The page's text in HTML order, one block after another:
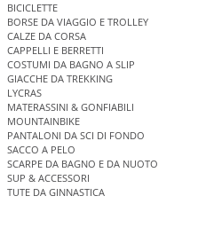
BICICLETTE
BORSE DA VIAGGIO E TROLLEY
CALZE DA CORSA
CAPPELLI E BERRETTI
COSTUMI DA BAGNO A SLIP
GIACCHE DA TREKKING
LYCRAS
MATERASSINI & GONFIABILI
MOUNTAINBIKE
PANTALONI DA SCI DI FONDO
SACCO A PELO
SCARPE DA BAGNO E DA NUOTO
SUP & ACCESSORI
TUTE DA GINNASTICA